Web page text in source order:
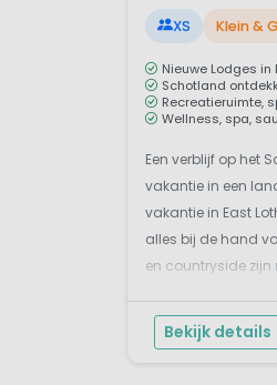
XS Klein &
Nieuwe Lodges in
Schotland
Recreatieruimte,
Wellness, spa,
Een verblijf op het
vakantie in een
vakantie in East
alles bij de hand
en countryside zijn
(slechts 30
Bekijk details